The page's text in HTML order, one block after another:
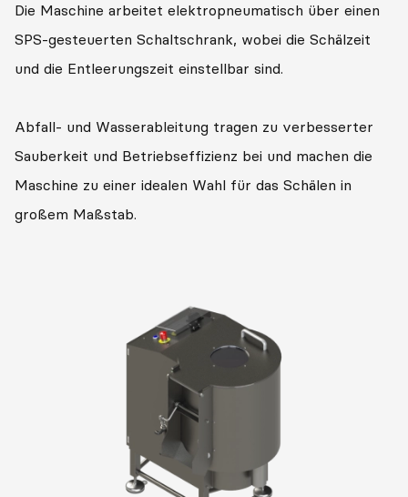
Die Maschine arbeitet elektropneumatisch über einen
SPS-gesteuerten Schaltschrank, wobei die Schälzeit
und die Entleerungszeit einstellbar sind.
Abfall- und Wasserableitung tragen zu verbesserter
Sauberkeit und Betriebseffizienz bei und machen die
Maschine zu einer idealen Wahl für das Schälen in
großem Maßstab.